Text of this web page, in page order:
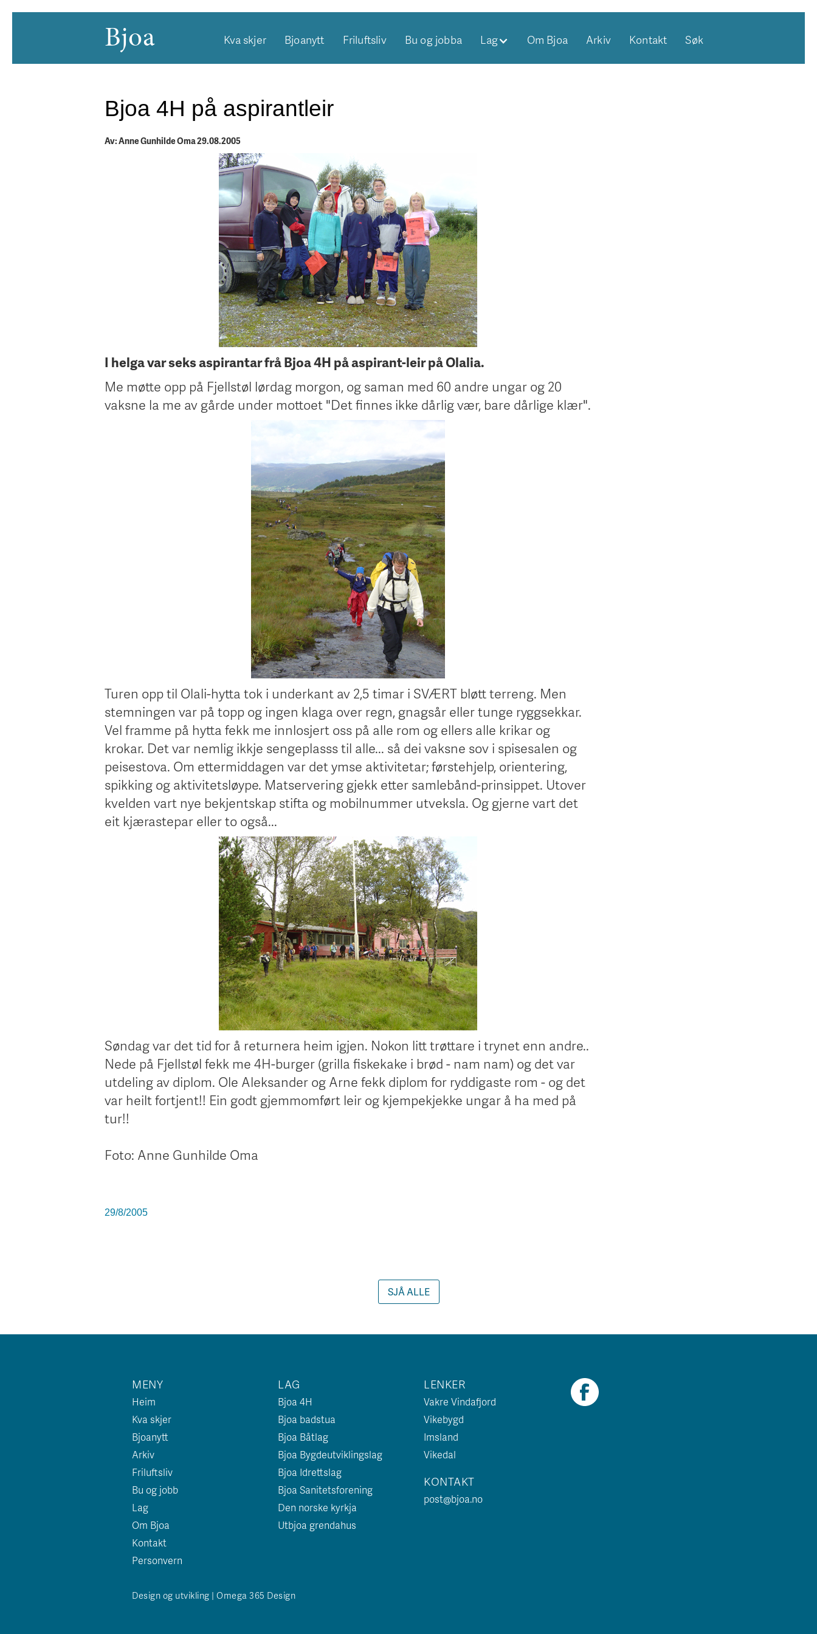
Bjoa Kva skjer Bjoanytt Friluftsliv Bu og jobba Lag Om Bjoa Arkiv Kontakt Søk
Bjoa 4H på aspirantleir
Av: Anne Gunhilde Oma 29.08.2005
I helga var seks aspirantar frå Bjoa 4H på aspirant-leir på Olalia.
Me møtte opp på Fjellstøl lørdag morgon, og saman med 60 andre ungar og 20
vaksne la me av gårde under mottoet "Det finnes ikke dårlig vær, bare dårlige klær".
Turen opp til Olali-hytta tok i underkant av 2,5 timar i SVÆRT bløtt terreng. Men
stemningen var på topp og ingen klaga over regn, gnagsår eller tunge ryggsekkar.
Vel framme på hytta fekk me innlosjert oss på alle rom og ellers alle krikar og
krokar. Det var nemlig ikkje sengeplasss til alle... så dei vaksne sov i spisesalen og
peisestova. Om ettermiddagen var det ymse aktivitetar; førstehjelp, orientering,
spikking og aktivitetsløype. Matservering gjekk etter samlebånd-prinsippet. Utover
kvelden vart nye bekjentskap stifta og mobilnummer utveksla. Og gjerne vart det
eit kjærastepar eller to også...
Søndag var det tid for å returnera heim igjen. Nokon litt trøttare i trynet enn andre..
Nede på Fjellstøl fekk me 4H-burger (grilla fiskekake i brød - nam nam) og det var
utdeling av diplom. Ole Aleksander og Arne fekk diplom for ryddigaste rom - og det
var heilt fortjent!! Ein godt gjemmomført leir og kjempekjekke ungar å ha med på
tur!!
Foto: Anne Gunhilde Oma
29/8/2005
SJÅ ALLE
MENY
Heim
Kva skjer
Bjoanytt
Arkiv
Friluftsliv
Bu og jobb
Lag
Om Bjoa
Kontakt
Personvern
LAG
Bjoa 4H
Bjoa badstua
Bjoa Båtlag
Bjoa Bygdeutviklingslag
Bjoa Idrettslag
Bjoa Sanitetsforening
Den norske kyrkja
Utbjoa grendahus
LENKER
Vakre Vindafjord
Vikebygd
Imsland
Vikedal
KONTAKT
post@bjoa.no
Design og utvikling | Omega 365 Design